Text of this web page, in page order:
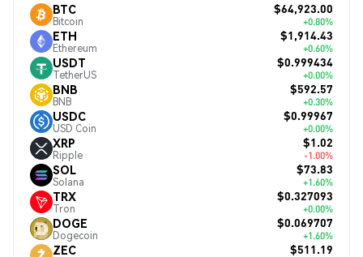
BTC
Bitcoin
$64,923.00
+0.80%
ETH
Ethereum
$1,914.43
+0.60%
USDT
TetherUS
$0.999434
+0.00%
BNB
BNB
$592.57
+0.30%
USDC
USD Coin
$0.99967
+0.00%
XRP
Ripple
$1.02
-1.00%
SOL
Solana
$73.83
+1.60%
TRX
Tron
$0.327093
+0.00%
DOGE
Dogecoin
$0.069707
+1.60%
ZEC $511.19